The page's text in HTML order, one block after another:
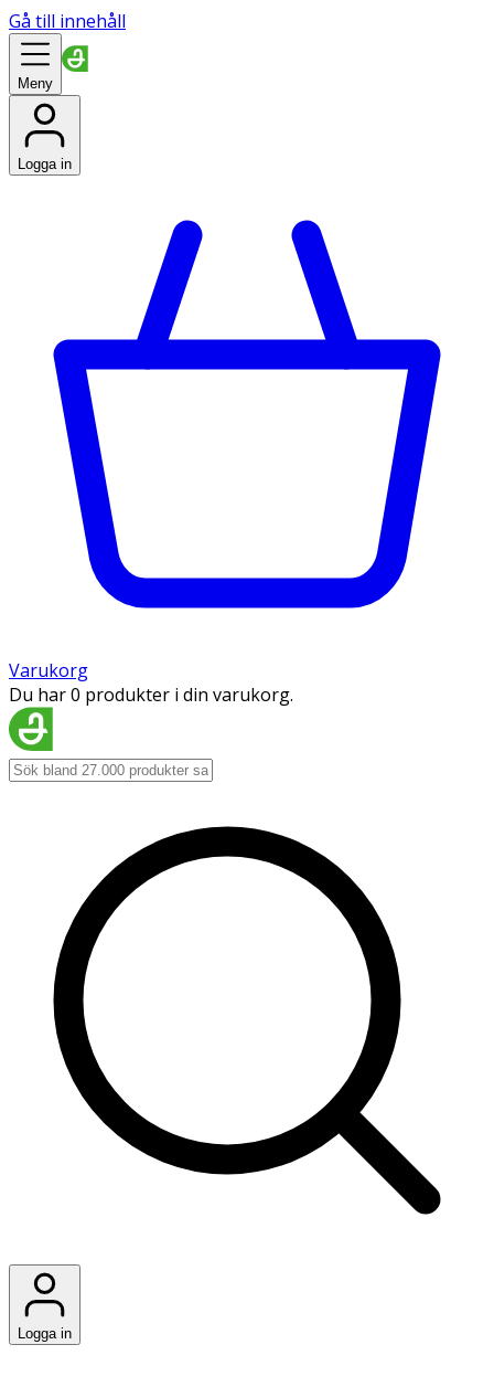
Gå till innehåll
Meny
Logga in
Varukorg
Du har 0 produkter i din varukorg.
Logga in